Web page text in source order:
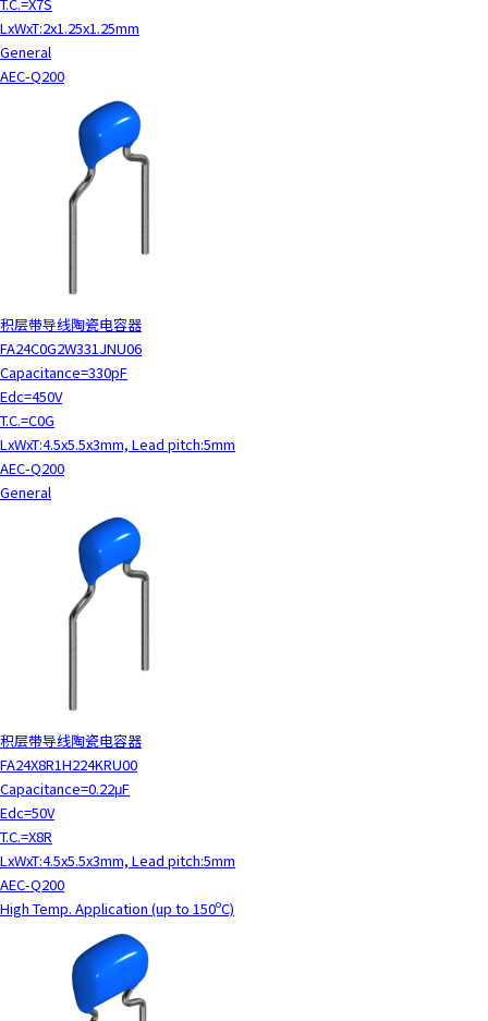
LxWxT:2x1.25x1.25mm
General
AEC-Q200
积层带导线陶瓷电容器
FA24C0G2W331JNU06
Capacitance=330pF
Edc=450V
T.C.=C0G
LxWxT:4.5x5.5x3mm, Lead pitch:5mm
AEC-Q200
General
积层带导线陶瓷电容器
FA24X8R1H224KRU00
Capacitance=0.22μF
Edc=50V
T.C.=X8R
LxWxT:4.5x5.5x3mm, Lead pitch:5mm
AEC-Q200
High Temp. Application (up to 150ºC)